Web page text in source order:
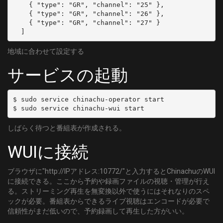
    { "type": "GR", "channel": "25" },
    { "type": "GR", "channel": "26" },
    { "type": "GR", "channel": "27" }
  ]
地域に合わせて設定する
サービスの起動
$ sudo service chinachu-operator start
$ sudo service chinachu-wui start
しばらく待つと番組表が作成される。
WUIに接続
ブラウザに"http://IPアドレス:10772/"と入力するとChinachuのWUI
に接続できる。ここから予約や録画ファイルの視聴・管理が行え
る。ストリーミング再生を無変換以外で使うにはそれなりのスペ
ックが必要。番組表からできるライブ視聴はエンコードが必要で
信頼性がまだ低いので、予約録画して再生した方がいい。